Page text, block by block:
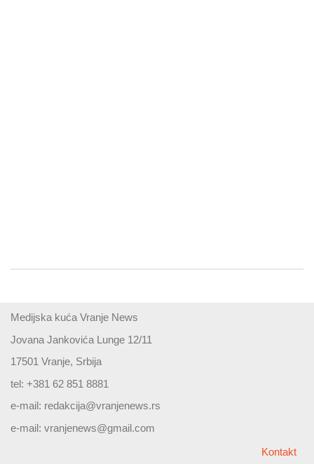
Medijska kuća Vranje News
Jovana Jankovića Lunge 12/11
17501 Vranje, Srbija
tel: +381 62 851 8881
e-mail: redakcija@vranjenews.rs
e-mail: vranjenews@gmail.com
Kontakt